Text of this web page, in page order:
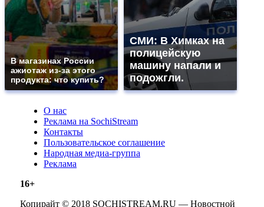
В магазинах России
ажиотаж из-за этого
продукта: что купить?
СМИ: В Химках на
полицейскую
машину напали и
подожгли.
О нас
Реклама на SochiStream
Контакты
Пользовательское соглашение
Народная медиа-группа
Реклама
16+
Копирайт © 2018 SOCHISTREAM.RU — Новостной